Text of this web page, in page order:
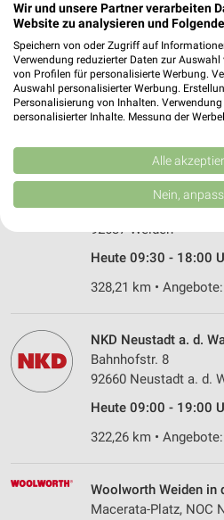
Tchibo Filiale mit
Max-Reger-Strasse 15
92637 Weiden
Heute 09:00 - 18:00
Jeans Fritz Weiden
Max-Reger-Str. 15
92637 Weiden
Heute 09:30 - 18:00
328,21 km •
NKD Neustadt a. d.
Bahnhofstr. 8
92660 Neustadt a. d.
Heute 09:00 - 19:00
322,26 km •
Woolworth Weiden in
Macerata-Platz, NOC
Wir und unsere Partner verarbeiten
Website zu analysieren und
Speichern von oder Zugriff auf
Verwendung reduzierter Daten zur
von Profilen für personalisierte Werbung.
Auswahl personalisierter Werbung.
Personalisierung von Inhalten.
personalisierter Inhalte. Messung der
Kombinationen von Daten aus
Verbesserung der Angebote. Verwendung
von Inhalten.
Daten können außerhalb der Europäischen
USA gesendet werden.
Website/App.
Partnerliste anzeigen (1 IAB-
Wir nutzen Ihre Daten für folgende Zwecke:
Speichern von oder Zugriff auf
auf einem Endgerät
Verwendung reduzierter Daten zur
Erstellung von Profilen für
Verwendung von Profilen zur
personalisierter Werbung
Alle
Nein,